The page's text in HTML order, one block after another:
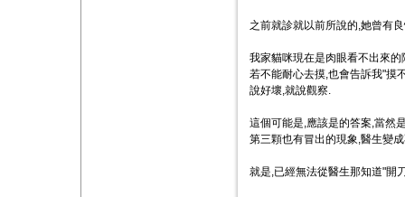
之前就診就以前所說的,她曾有
我家貓咪現在是肉眼看不出來
若不能耐心去摸,也會告訴我"摸
說好壞,就說觀察.
這個可能是,應該是的答案,當然
第三顆也有冒出的現象,醫生變
就是,已經無法從醫生那知道"開